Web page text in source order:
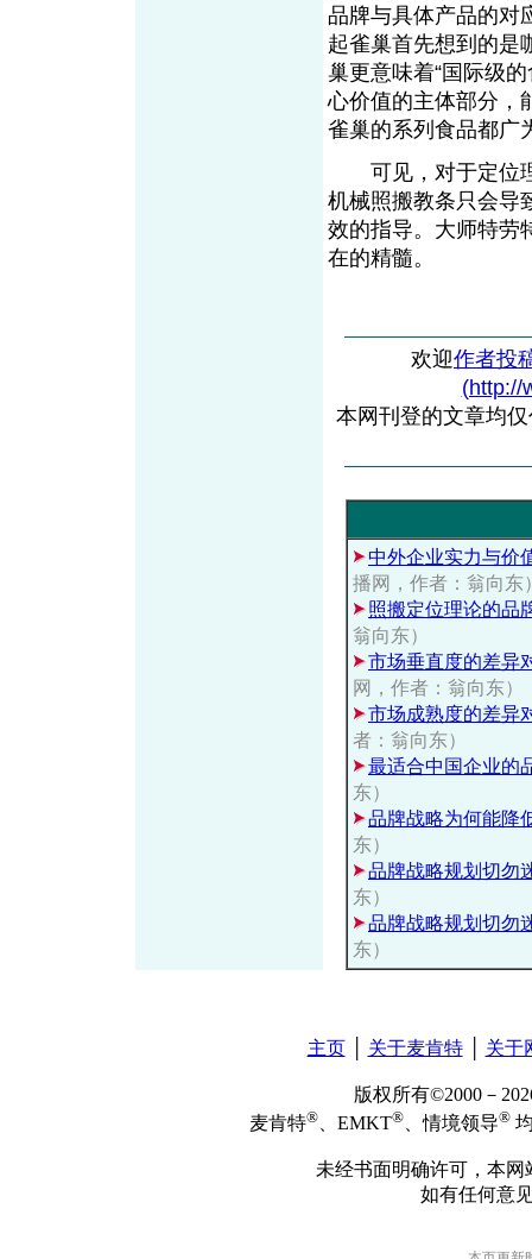
品牌与具体产品的对
起雀巢首先想到的是
巢更意味着“国际级
心价值的主体部分，
雀巢的系列食品都广
可见，对于定位理
机械照搬教条只会导
效的指导。大师特劳
在的精髓。
欢迎作者投
(http://
本网刊登的文章均
中外企业实力与价
播网，作者：翁向东
照搬定位理论的品
翁向东）
市场垂直度的差异
网，作者：翁向东）
市场成熟度的差异
者：翁向东）
最适合中国企业的
东）
品牌战略为何能降
东）
品牌战略规划切勿
东）
品牌战略规划切勿
东）
主页│ 关于麦肯特│ 关于
版权所有©2000－
麦肯特® 、EMKT® 、情境领导®
未经书面明确许可，本
如有任何意